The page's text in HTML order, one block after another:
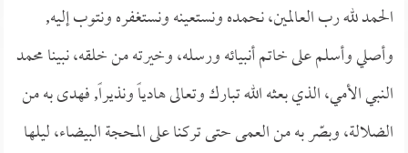
الحمد لله رب العالمين، نحمده ونستعينه ونستغفره ونتوب إليه,
وأصلي وأسلم على خاتم أنبيائه ورسله، وخيرته من خلقه، نبينا محمد
النبي الأمي، الذي بعثه الله تبارك وتعالى هادياً ونذيراً, فهدى به من
الضلالة، وبصّر به من العمى حتى تركنا على المحجة البيضاء، ليلها